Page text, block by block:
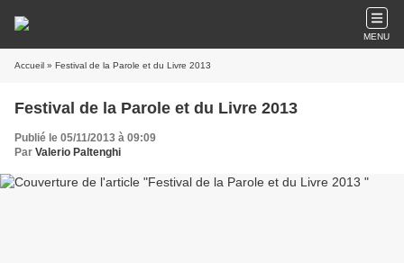
MENU
Accueil » Festival de la Parole et du Livre 2013
Festival de la Parole et du Livre 2013
Publié le 05/11/2013 à 09:09
Par Valerio Paltenghi